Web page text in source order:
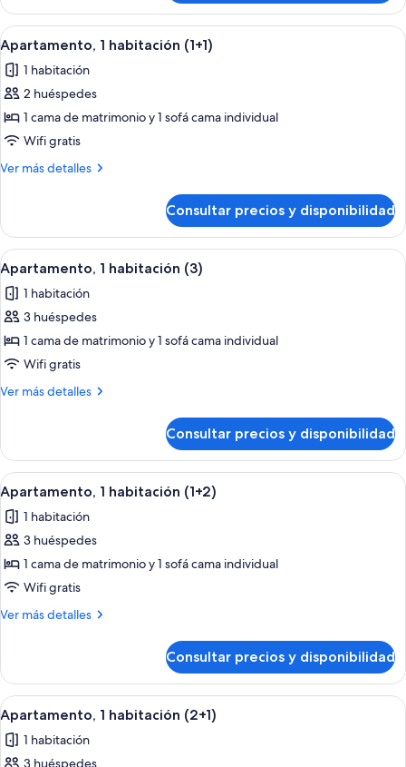
1
habitación
(2)
Abrir
todas
las
fotos
de
Apartamento,
1
Habitación de hotel con cama, una
14
Apartamento, 1 habitación (1+1)
1 habitación
2 huéspedes
1 cama de matrimonio y 1 sofá cama individual
Wifi gratis
Ver más detalles
Más
1
habitación
(1+1)
Consultar precios y disponibilidad
Abrir
todas
las
fotos
de
Apartamento,
1
Habitación de hotel con cama, una
14
Apartamento, 1 habitación (3)
1 habitación
3 huéspedes
1 cama de matrimonio y 1 sofá cama individual
Wifi gratis
Ver más detalles
Más
1
habitación
(3)
Consultar precios y disponibilidad
Abrir
todas
las
fotos
de
Apartamento,
1
Habitación de hotel con cama, una
14
Apartamento, 1 habitación (1+2)
1 habitación
3 huéspedes
1 cama de matrimonio y 1 sofá cama individual
Wifi gratis
Ver más detalles
Más
1
habitación
(1+2)
Consultar precios y disponibilidad
Abrir
todas
las
Habitación de hotel con cama, una
14
Apartamento, 1 habitación (2+1)
1 habitación
3 huéspedes